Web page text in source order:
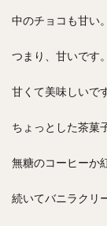
中のチョコも甘い。
つまり、甘いです。
甘くて美味しいで
ちょっとした茶菓
無糖のコーヒーか
続いてバニラクリ